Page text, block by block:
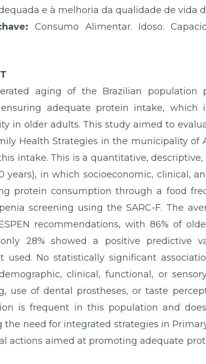
e à melhoria da qualidade de vida
Consumo Alimentar. Idoso.
aging of the Brazilian population
adequate protein intake, which
in older adults. This study aimed to
Health Strategies in the municipality
intake. This is a quantitative,
years), in which socioeconomic, clinical,
protein consumption through a food
screening using the SARC-F. The
recommendations, with 86% of
only 28% showed a positive predictive
used. No statistically significant
clinical, functional, or
use of dental prostheses, or taste
is frequent in this population and
the need for integrated strategies in
actions aimed at promoting adequate